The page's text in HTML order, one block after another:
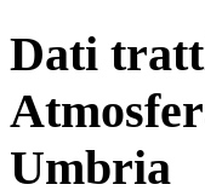
Dati
Umbria